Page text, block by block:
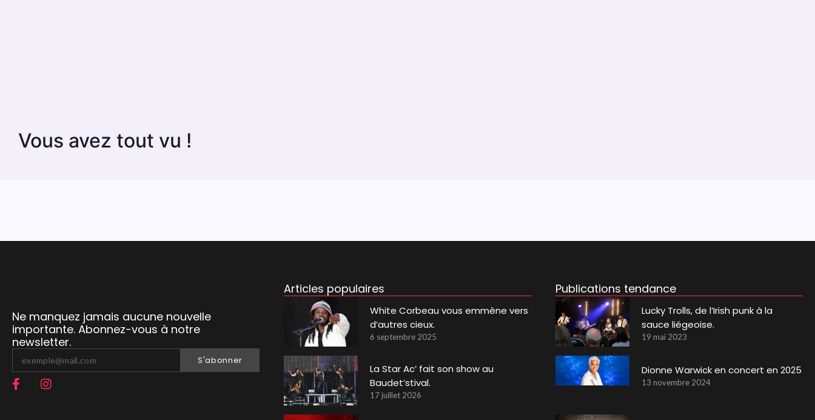
Vous avez tout vu !
Ne manquez jamais aucune nouvelle
importante. Abonnez-vous à notre
newsletter.
S'abonner
Articles populaires
White Corbeau vous emmène vers
d’autres cieux.
6 septembre 2025
La Star Ac’ fait son show au
Baudet’stival.
17 juillet 2026
Publications tendance
Lucky Trolls, de l’Irish punk à la
sauce liégeoise.
19 mai 2023
Dionne Warwick en concert en 2025
13 novembre 2024